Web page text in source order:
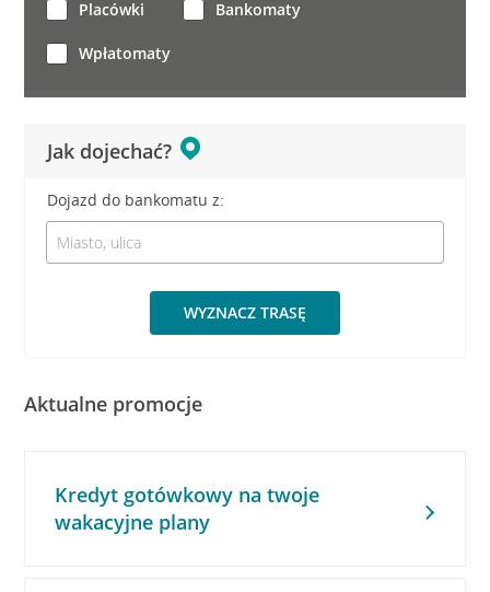
Jak dojechać?
Dojazd do bankomatu z:
WYZNACZ TRASĘ
Placówki Bankomaty
Wpłatomaty
Aktualne promocje
Kredyt gotówkowy na twoje
wakacyjne plany